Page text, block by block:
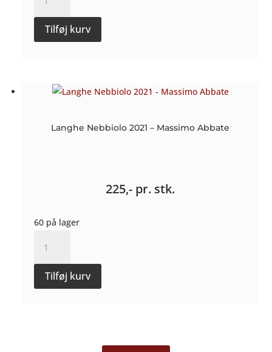
Sekt
Brut
-
antal
Tilføj kurv
Langhe Nebbiolo 2021 – Massimo Abbate
225,- pr. stk.
60 på lager
Nebbiolo
-
Tilføj kurv